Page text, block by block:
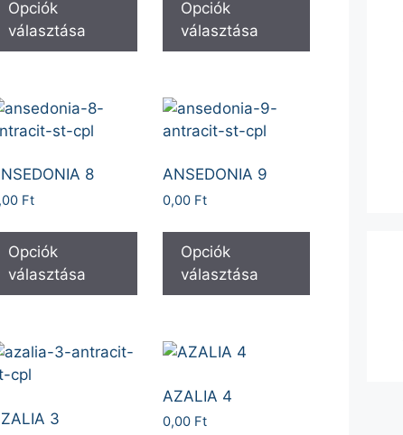
Opciók
választása
Opciók
választása
8
Ft
Opciók
választása
ANSEDONIA 9
0,00 Ft
Opciók
választása
3
AZALIA 4
0,00 Ft